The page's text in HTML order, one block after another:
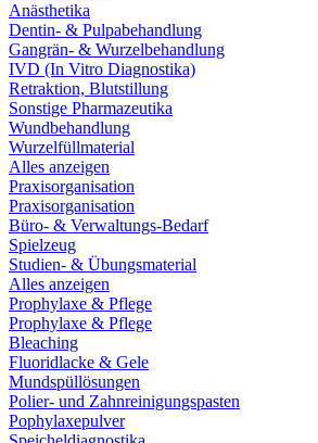
Anästhetika
Dentin- & Pulpabehandlung
Gangrän- & Wurzelbehandlung
IVD (In Vitro Diagnostika)
Retraktion, Blutstillung
Sonstige Pharmazeutika
Wundbehandlung
Wurzelfüllmaterial
Alles anzeigen
Praxisorganisation
Praxisorganisation
Büro- & Verwaltungs-Bedarf
Spielzeug
Studien- & Übungsmaterial
Alles anzeigen
Prophylaxe & Pflege
Prophylaxe & Pflege
Bleaching
Fluoridlacke & Gele
Mundspüllösungen
Polier- und Zahnreinigungspasten
Pophylaxepulver